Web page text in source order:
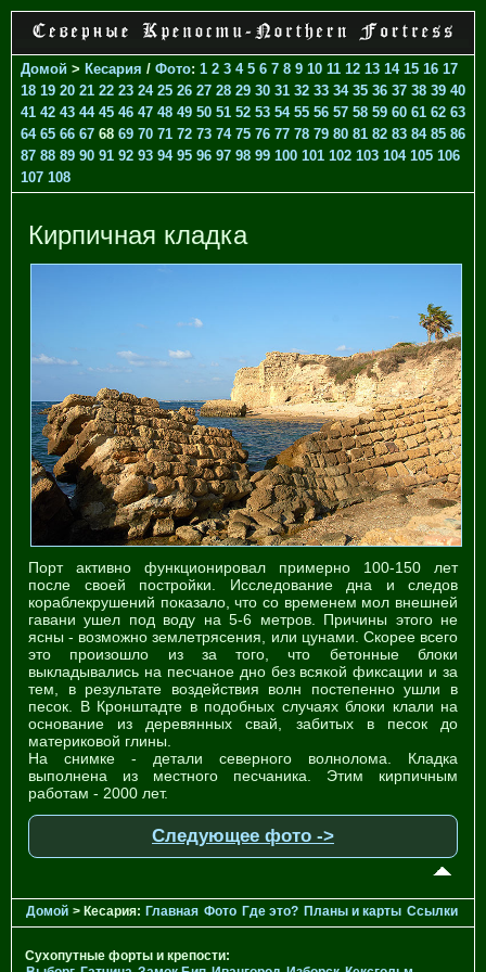
Домой > Кесария / Фото: 1 2 3 4 5 6 7 8 9 10 11 12 13 14 15 16 17
18 19 20 21 22 23 24 25 26 27 28 29 30 31 32 33 34 35 36 37 38 39 40
41 42 43 44 45 46 47 48 49 50 51 52 53 54 55 56 57 58 59 60 61 62 63
64 65 66 67 68 69 70 71 72 73 74 75 76 77 78 79 80 81 82 83 84 85 86
87 88 89 90 91 92 93 94 95 96 97 98 99 100 101 102 103 104 105 106
107 108
Кирпичная кладка
Порт активно функционировал примерно 100-150 лет
после своей постройки. Исследование дна и следов
кораблекрушений показало, что со временем мол внешней
гавани ушел под воду на 5-6 метров. Причины этого не
ясны - возможно землетрясения, или цунами. Скорее всего
это произошло из за того, что бетонные блоки
выкладывались на песчаное дно без всякой фиксации и за
тем, в результате воздействия волн постепенно ушли в
песок. В Кронштадте в подобных случаях блоки клали на
основание из деревянных свай, забитых в песок до
материковой глины.
На снимке - детали северного волнолома. Кладка
выполнена из местного песчаника. Этим кирпичным
работам - 2000 лет.
Следующее фото ->
Домой > Кесария: Главная Фото Где это? Планы и карты Ссылки
Сухопутные форты и крепости: